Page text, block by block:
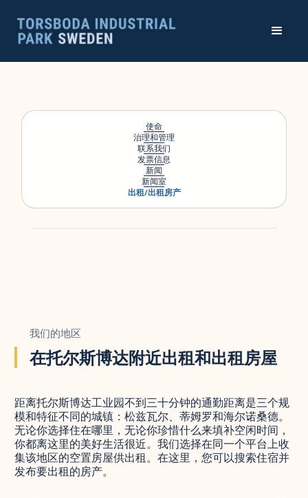
使命
治理和管理
联系我们
发票信息
新闻
新闻室
出租/出租房产
我们的地区
在托尔斯博达附近出租和出租房屋
距离托尔斯博达工业园不到三十分钟的通勤距离是三个规
模和特征不同的城镇：松兹瓦尔、蒂姆罗和海尔诺桑德。
无论你选择住在哪里，无论你珍惜什么来填补空闲时间，
你都离这里的美好生活很近。我们选择在同一个平台上收
集该地区的空置房屋供出租。在这里，您可以搜索住宿并
发布要出租的房产。